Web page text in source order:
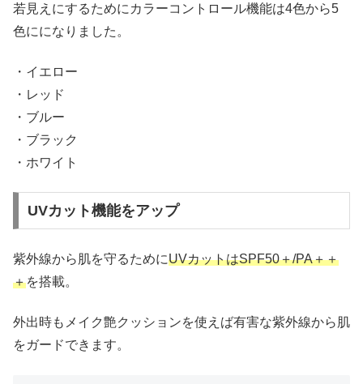
若見えにするためにカラーコントロール機能は4色から5
色にになりました。
・イエロー
・レッド
・ブルー
・ブラック
・ホワイト
UVカット機能をアップ
紫外線から肌を守るためにUVカットはSPF50＋/PA＋＋
＋を搭載。
外出時もメイク艶クッションを使えば有害な紫外線から肌
をガードできます。